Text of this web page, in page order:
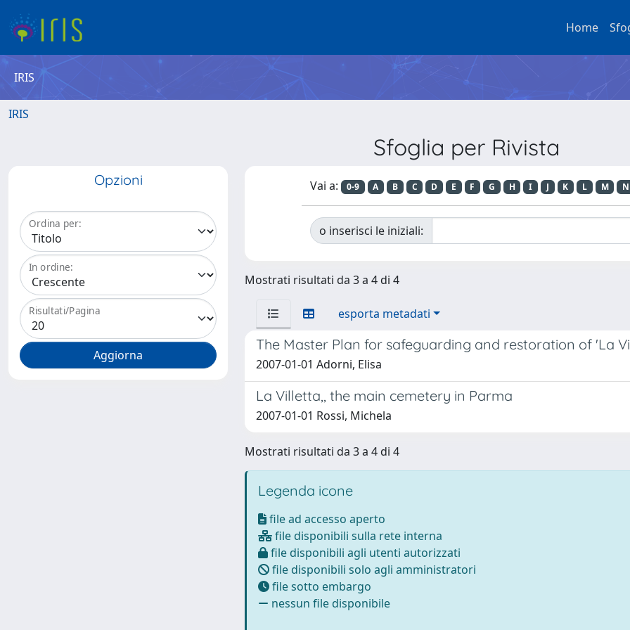
Home
IRIS
IRIS
Sfoglia per Rivista
Opzioni
Ordina per:
In ordine:
Risultati/Pagina
Vai a: 0-9 A B C D E F G H I J K L M N
o inserisci le iniziali:
Mostrati risultati da 3 a 4 di 4
esporta metadati
The Master Plan for safeguarding and restoration of 'La
2007-01-01 Adorni, Elisa
La Villetta,, the main cemetery in Parma
2007-01-01 Rossi, Michela
Mostrati risultati da 3 a 4 di 4
Legenda icone
file ad accesso aperto
file disponibili sulla rete interna
file disponibili agli utenti autorizzati
file disponibili solo agli amministratori
file sotto embargo
nessun file disponibile